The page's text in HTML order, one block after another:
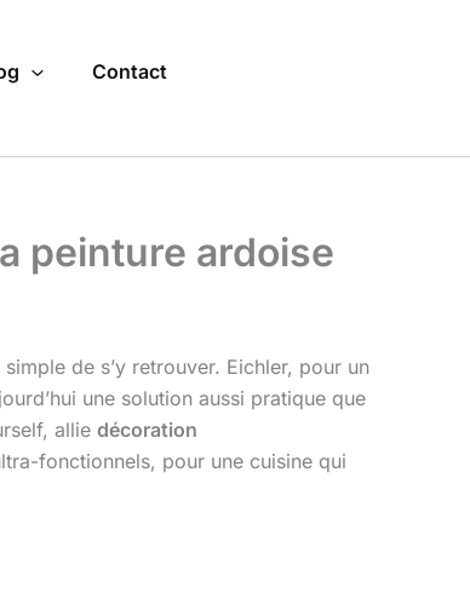
Contact
peinture ardoise
de s’y retrouver. Eichler, pour un
une solution aussi pratique que
allie décoration
fonctionnels, pour une cuisine qui